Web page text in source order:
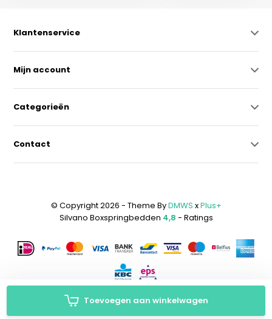
Toevoegen aan winkelwagen
Klantenservice
Mijn account
Categorieën
Contact
© Copyright 2026 - Theme ByDMWS xPlus+
Silvano Boxspringbedden 4,8 - Ratings